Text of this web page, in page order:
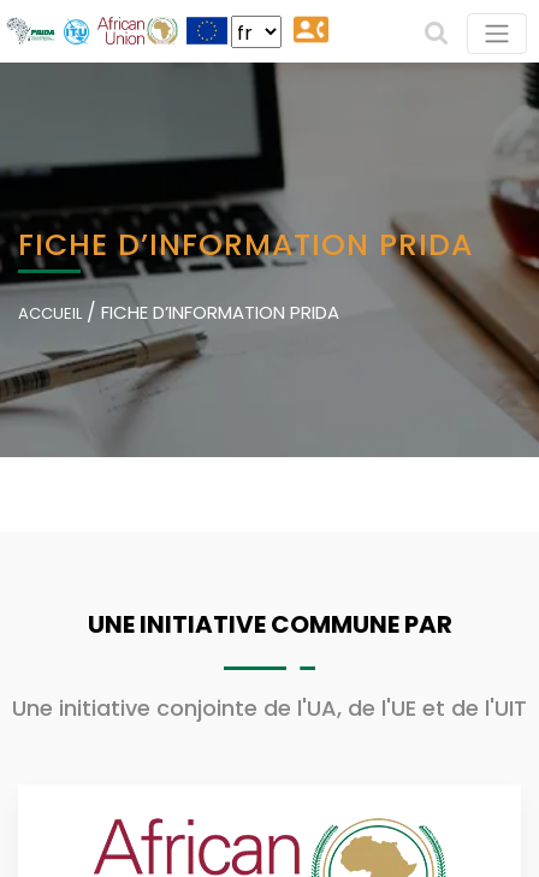
FICHE D’INFORMATION PRIDA
ACCUEIL/ FICHE D’INFORMATION PRIDA
UNE INITIATIVE COMMUNE PAR
Une initiative conjointe de l'UA, de l'UE et de l'UIT